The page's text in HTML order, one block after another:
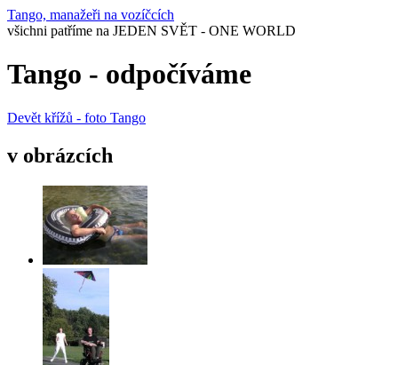
Tango, manažeři na vozíčcích
všichni patříme na JEDEN SVĚT - ONE WORLD
Tango - odpočíváme
Devět křížů - foto Tango
v obrázcích